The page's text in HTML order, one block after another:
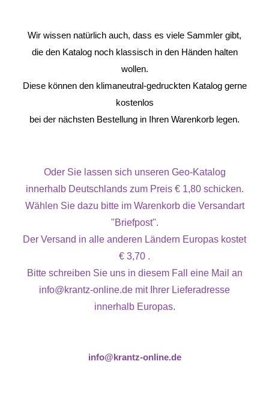
Wir wissen natürlich auch, dass es viele Sammler gibt,
die den Katalog noch klassisch in den Händen halten
wollen.
Diese können den klimaneutral-gedruckten Katalog gerne
kostenlos
bei der nächsten Bestellung in Ihren Warenkorb legen.
Oder Sie lassen sich unseren Geo-Katalog
innerhalb Deutschlands zum Preis € 1,80 schicken.
Wählen Sie dazu bitte im Warenkorb die Versandart
"Briefpost".
Der Versand in alle anderen Ländern Europas kostet
€ 3,70 .
Bitte schreiben Sie uns in diesem Fall eine Mail an
info@krantz-online.de mit Ihrer Lieferadresse
innerhalb Europas.
info@krantz-online.de